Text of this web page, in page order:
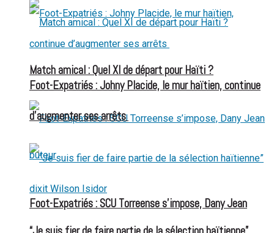
Match amical : Quel XI de départ pour Haïti ?
Foot-Expatriés : SCU Torreense s’impose, Dany Jean
Foot-Expatriés : Johny Placide, le mur haïtien, continue
d’augmenter ses arrêts